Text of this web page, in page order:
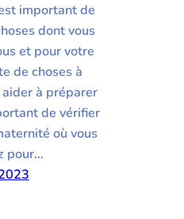
important de
dont vous
et pour votre
de choses à
à préparer
de vérifier
où vous
pour…